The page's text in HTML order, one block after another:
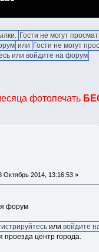
Гости не могут
или Гости не могут
иливойдите на форум
фотопечать
Октябрь 2014, 13:16:53 »
форум
иливойдите
проезда центр города.